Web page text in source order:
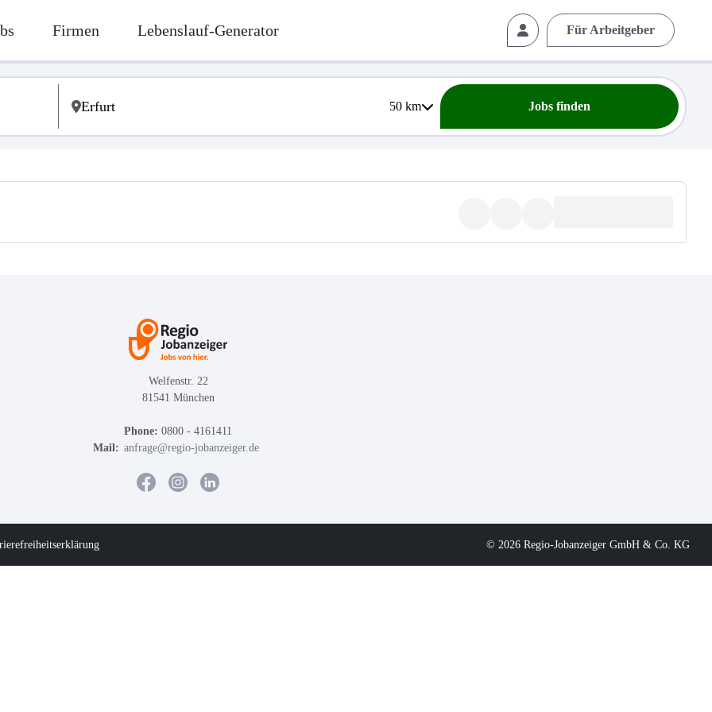
Firmen Lebenslauf-Generator Für Arbeitgeber
50km Jobs finden
Welfenstr. 22
81541 München
Phone: 0800 - 4161411
Mail: anfrage@regio-jobanzeiger.de
© 2026 Regio-Jobanzeiger GmbH & Co. KG